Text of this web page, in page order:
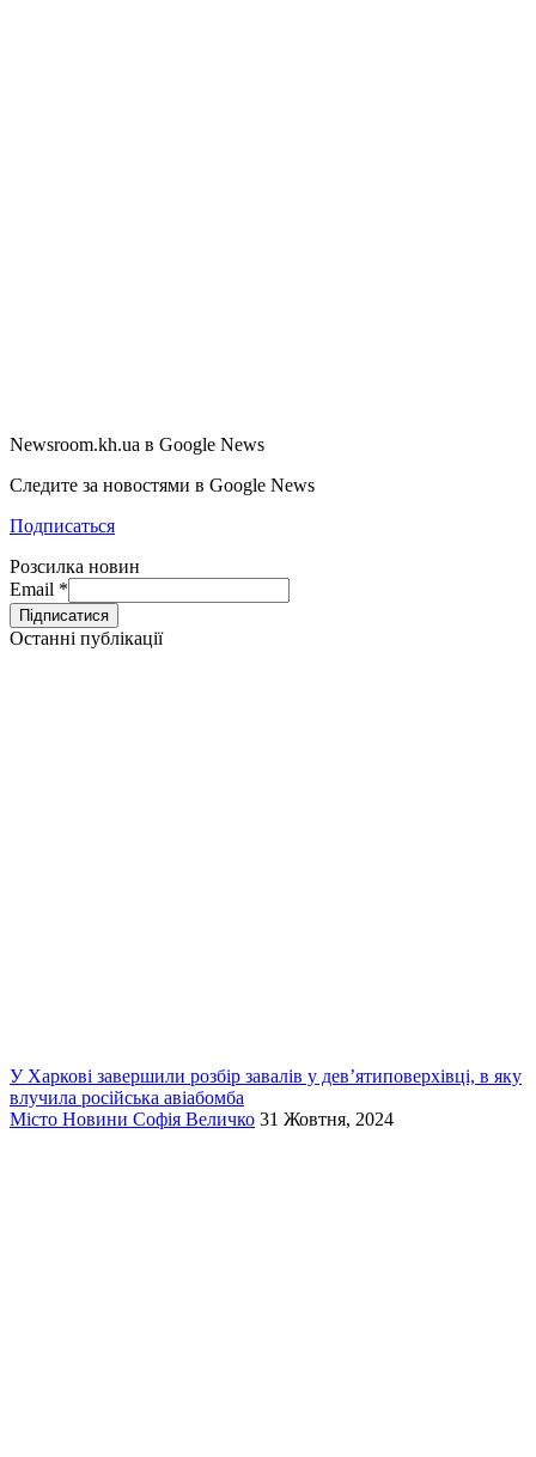
Newsroom.kh.ua в Google News
Следите за новостями в Google News
Подписаться
Розсилка новин
Email *
Останні публікації
У Харкові завершили розбір завалів у дев’ятиповерхівці, в яку
влучила російська авіабомба
Місто Новини Софія Величко 31 Жовтня, 2024